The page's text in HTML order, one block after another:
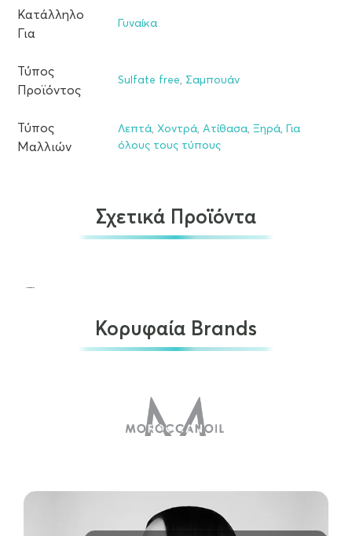
Κατάλληλο
Για
Γυναίκα
Τύπος
Προϊόντος
Sulfate free, Σαμπουάν
Τύπος
Μαλλιών
Λεπτά, Χοντρά, Ατίθασα, Ξηρά,
Για
όλους τους τύπους
Σχετικά Προϊόντα
L'Oréal Professionnel Keratin Alpha Sleek Mask…
Κορυφαία Brands